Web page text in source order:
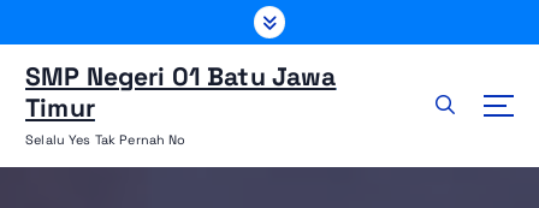
e
SMP Negeri 01 Batu Jawa
Timur
Selalu Yes Tak Pernah No